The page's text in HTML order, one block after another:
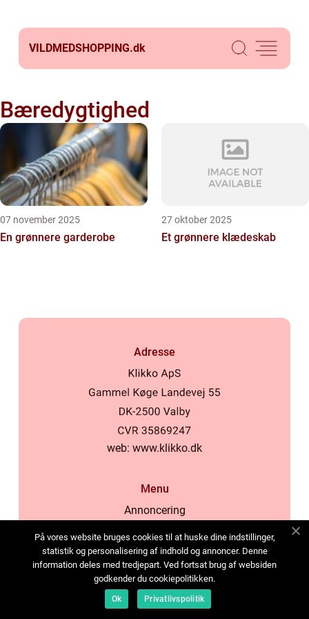
VILDMEDSHOPPING.dk
Bæredygtighed
07 november 2025
En grønnere garderobe
27 oktober 2025
Et grønnere klædeskab
Adresse
web: www.klikko.dk
Menu
Annoncering
Cookies
Kontakt os
Sitemap
På vores website bruges cookies til at huske dine indstillinger,
statistik og personalisering af indhold og annoncer. Denne
information deles med tredjepart. Ved fortsat brug af websiden
godkender du cookiepolitikken.
Ok Privatlivspolitik